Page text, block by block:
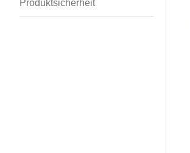
Produktsicherheit